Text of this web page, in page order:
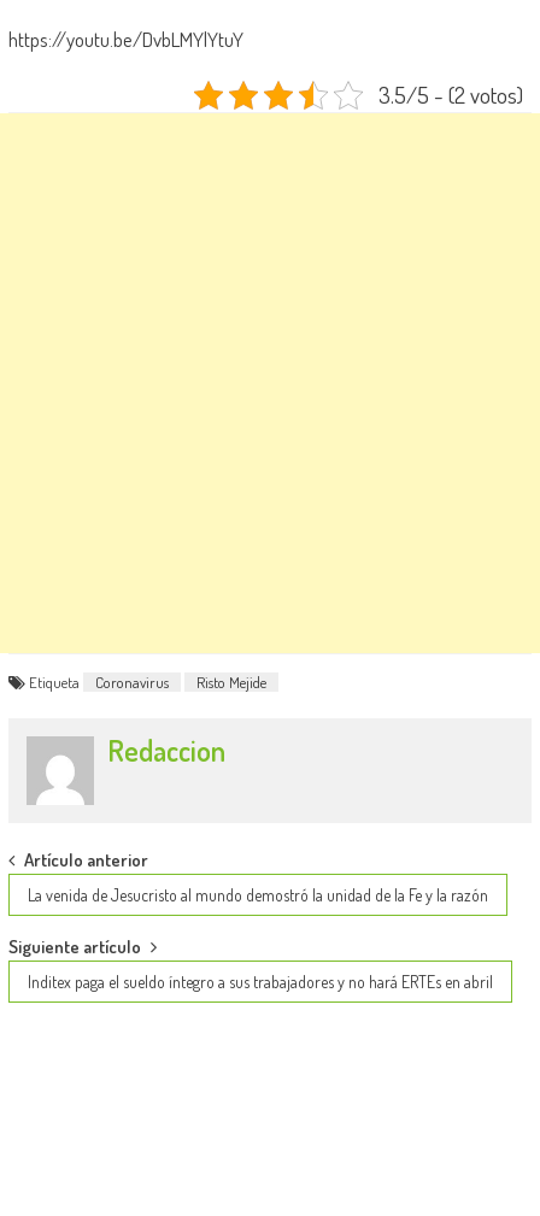
https://youtu.be/DvbLMYlYtuY
3.5/5 - (2 votos)
Etiqueta Coronavirus Risto Mejide
Redaccion
Post
navigation
Artículo anterior
La venida de Jesucristo al mundo demostró la unidad de la Fe y la razón
Siguiente artículo
Inditex paga el sueldo íntegro a sus trabajadores y no hará ERTEs en abril